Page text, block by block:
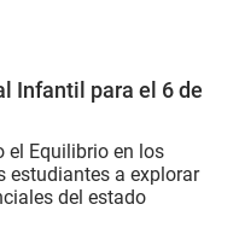
Infantil para el 6 de
el Equilibrio en los
estudiantes a explorar
del estado